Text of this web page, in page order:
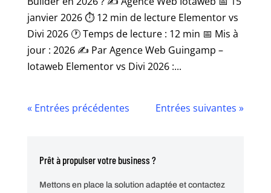
janvier 2026 ⏱️ 12 min de lecture Elementor vs
Divi 2026 🕐 Temps de lecture : 12 min 📅 Mis à
jour : 2026 ✍️ Par Agence Web Guingamp –
Iotaweb Elementor vs Divi 2026 :...
« Entrées précédentes Entrées suivantes »
Prêt à propulser votre business ?
Mettons en place la solution adaptée et contactez